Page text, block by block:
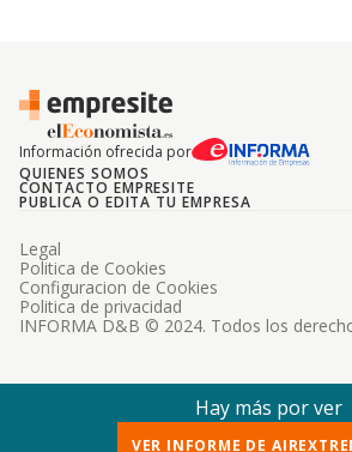
Información ofrecida por
QUIENES SOMOS
CONTACTO EMPRESITE
PUBLICA O EDITA TU EMPRESA
INFORMA D&B © 2024. Todos los
Legal
Politica de Cookies
Configuracion de Cookies
Politica de privacidad
Hay más por ver
VER INFORME DE